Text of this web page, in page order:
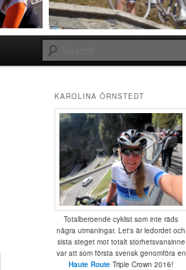
KAROLINA ÖRNSTEDT
Totalberoende cyklist som inte räds
några utmaningar. Let's är ledordet och
sista steget mot totalt storhetsvansinne
var att som första svensk genomföra en
Haute Route Triple Crown 2016!